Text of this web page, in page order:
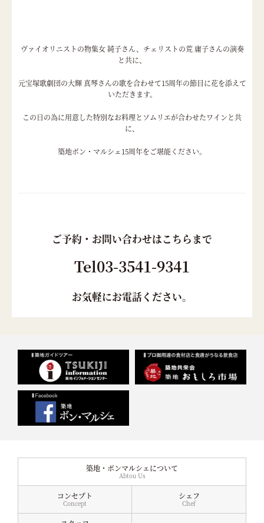
ヴァイオリニストの物集女 純子さん、チェリストの荒 庸子さんの演奏
と共に、
元宝塚歌劇団の大輝 真琴さんの歌を合わせて15周年の節目に花を添えて
いただきます。
この日の為に用意した特別なお料理とソムリエが合わせたワインと共
に、
築地ボン・マルシェ15周年をご堪能ください。
ご予約・お問い合わせはこちらまで
Tel03-3541-9341
お気軽にお電話ください。
築地・ボンマルシェについて
Abtou Us
コンセプト
Concept
シェフ
Chef